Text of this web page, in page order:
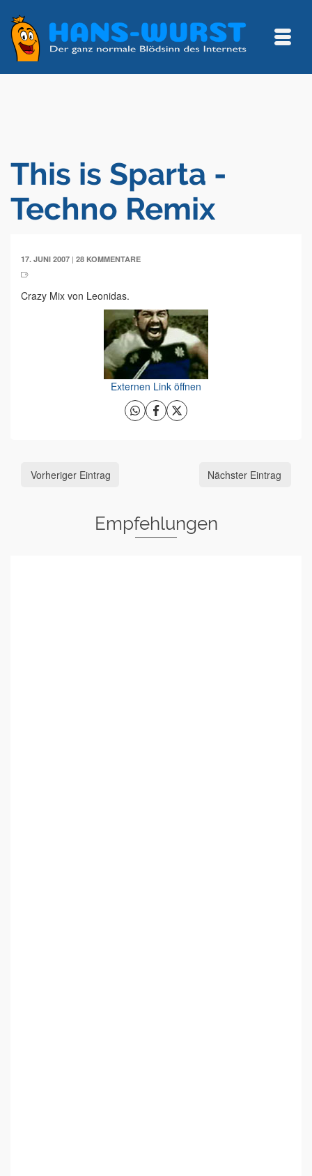
This is Sparta -
Techno Remix
17. JUNI 2007 | 28 KOMMENTARE
Crazy Mix von Leonidas.
Externen Link öffnen
Vorheriger Eintrag Nächster Eintrag
Empfehlungen